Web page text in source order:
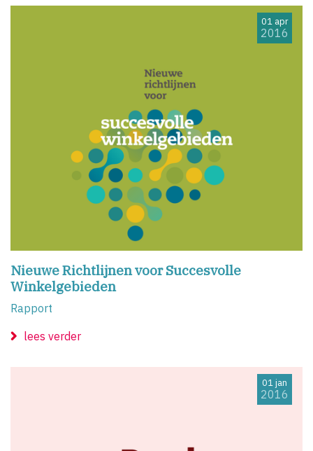
Nieuwe Richtlijnen voor Succesvolle
Winkelgebieden
Rapport
01 apr
2016
lees verder
01 jan
2016